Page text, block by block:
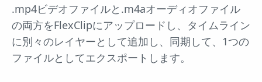
.mp4ビデオファイルと.m4aオーディオファイル
の両方をFlexClipにアップロードし、タイムライン
に別々のレイヤーとして追加し、同期して、1つの
ファイルとしてエクスポートします。